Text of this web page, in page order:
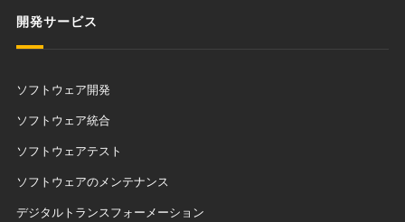
開発サービス
ソフトウェア開発
ソフトウェア統合
ソフトウェアテスト
ソフトウェアのメンテナンス
デジタルトランスフォーメーション